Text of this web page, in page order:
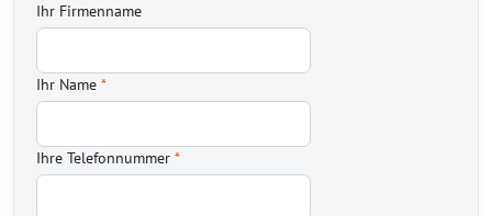
Ihr Firmenname
Ihr Name *
Ihre Telefonnummer *